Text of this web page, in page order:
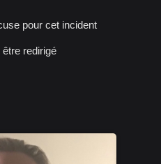
pour cet incident
redirigé